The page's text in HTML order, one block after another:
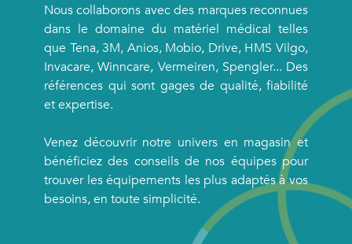
Nous collaborons avec des marques reconnues
dans le domaine du matériel médical telles
que Tena, 3M, Anios, Mobio, Drive, HMS Vilgo,
Invacare, Winncare, Vermeiren, Spengler... Des
références qui sont gages de qualité, fiabilité
et expertise.
Venez découvrir notre univers en magasin et
bénéficiez des conseils de nos équipes pour
trouver les équipements les plus adaptés à vos
besoins, en toute simplicité.